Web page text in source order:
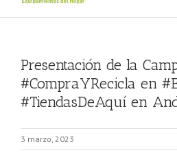
Presentación de la
#CompraYRecicla en
#TiendasDeAquí en
3 marzo, 2023